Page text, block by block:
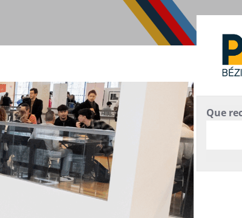
Que